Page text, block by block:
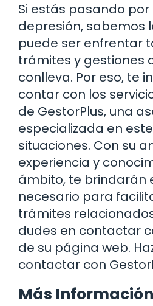
Si estás pasando
depresión, sabemos
puede ser enfrentar
trámites y gestiones
conlleva. Por eso, te
contar con los
de GestorPlus, una
especializada en
situaciones. Con su
experiencia y
ámbito, te brindarán
necesario para
trámites
dudes en contactar
de su página web.
contactar con
Más